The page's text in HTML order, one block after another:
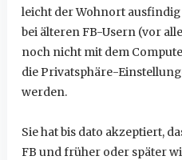
leicht der Wohnort
bei älteren FB-Usern (vor
noch nicht mit dem
die Privatsphäre-
werden.
Sie hat bis dato akzeptiert,
FB und früher oder später